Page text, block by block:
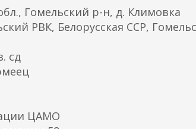
Гомельский р-н, д. Климовка
РВК, Белорусская ССР,
сд
ЦАМО